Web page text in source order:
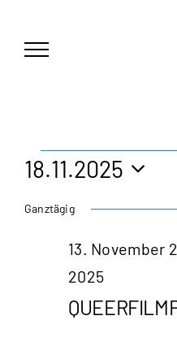
springen
für
November
2025
18.11.2025
wählen.
Ganztägig
13. November
2025